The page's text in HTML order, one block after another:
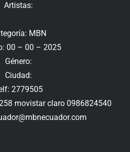
Artistas:
MBN
00 – 00 – 2025
Género:
Ciudad:
2779505
movistar claro 0986824540